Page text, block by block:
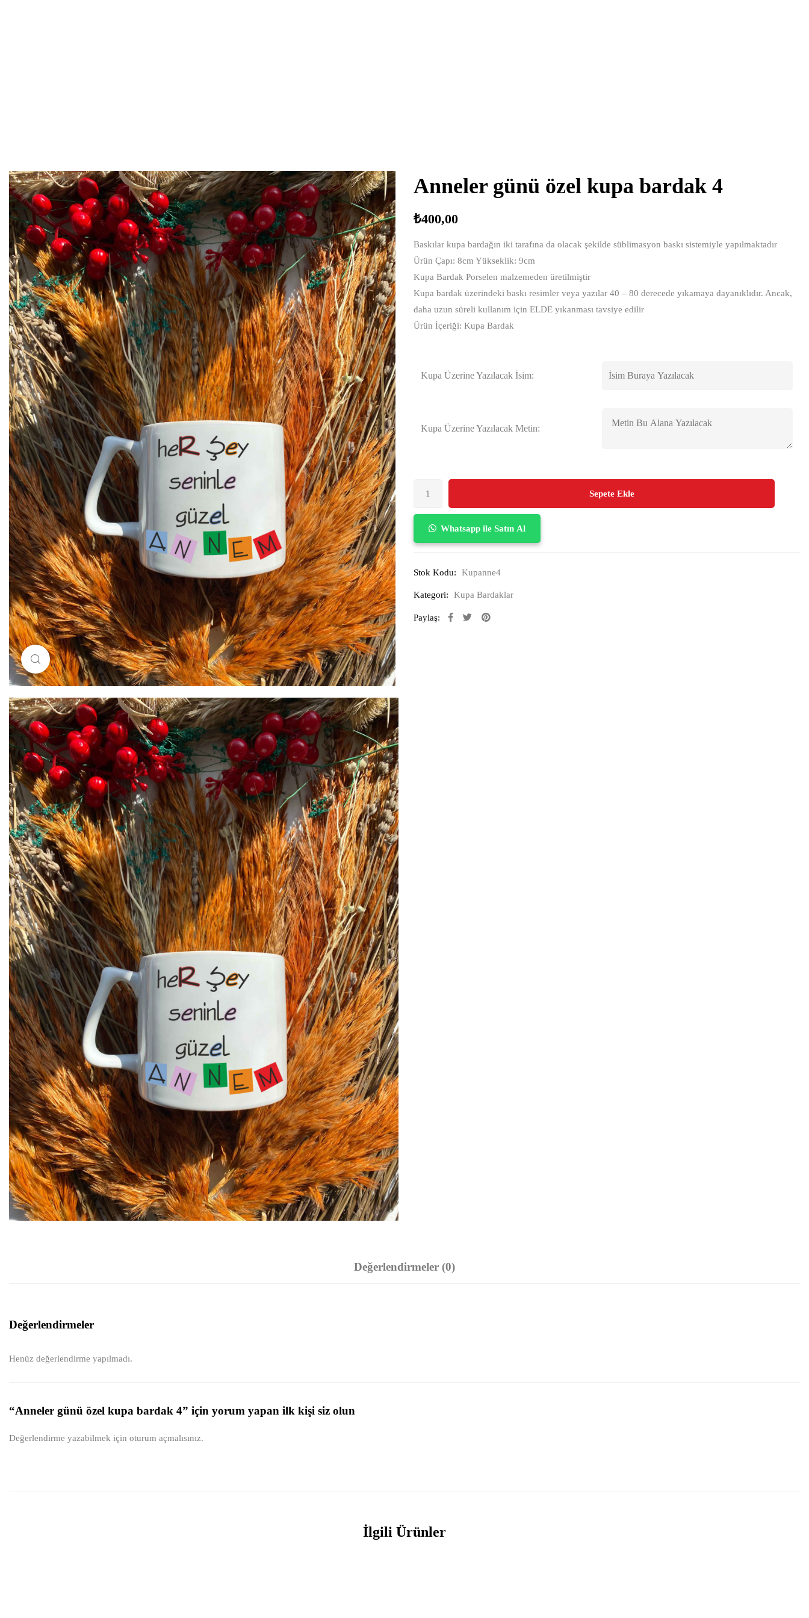
Resimi büyütmek için tıklayın
Anneler günü özel kupa bardak 4
₺400,00
Baskılar kupa bardağın iki tarafına da olacak şekilde süblimasyon baskı sistemiyle yapılmaktadır
Ürün Çapı: 8cm Yükseklik: 9cm
Kupa Bardak Porselen malzemeden üretilmiştir
Kupa bardak üzerindeki baskı resimler veya yazılar 40 – 80 derecede yıkamaya dayanıklıdır. Ancak,
daha uzun süreli kullanım için ELDE yıkanması tavsiye edilir
Ürün İçeriği: Kupa Bardak
Kupa Üzerine Yazılacak İsim:
Kupa Üzerine Yazılacak Metin:
Sepete Ekle
Whatsapp ile Satın Al
Stok Kodu: Kupanne4
Kategori: Kupa Bardaklar
Paylaş:
Değerlendirmeler (0)
Değerlendirmeler
Henüz değerlendirme yapılmadı.
“Anneler günü özel kupa bardak 4” için yorum yapan ilk kişi siz olun
Değerlendirme yazabilmek için oturum açmalısınız.
İlgili Ürünler